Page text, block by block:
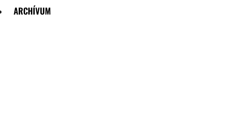
ARCHÍVUM